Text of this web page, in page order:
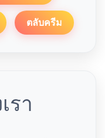
ตลับครีม
รา